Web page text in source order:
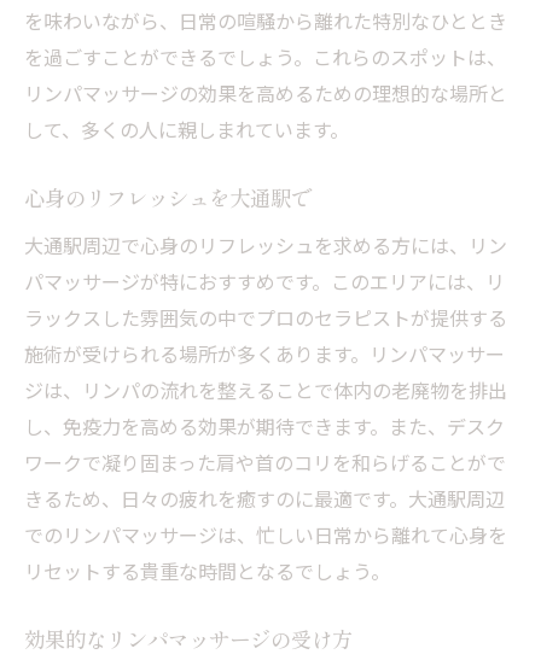
リラクゼーションのための最適な場所
心の癒しを提供するリンパマッサージ
全身を癒すリンパケアの魅力
大通駅周辺で癒しを求める方へ
リンパマッサージで深い癒しを体感
リンパマッサージで疲れをリフレッシュ
オフィスワーカーに最適な癒しの方法
デスクワーク疲れをとる施術の魅力
効果的なリンパマッサージの施術法
デスクワーク疲れ解消のためのポイント
地元のセラピストとリンパマッサージ体験
セラピストとの心温まる交流体験
心のこもったサービスを提供
を味わいながら、日常の喧騒から離れた特別なひととき
を過ごすことができるでしょう。これらのスポットは、
リンパマッサージの効果を高めるための理想的な場所と
して、多くの人に親しまれています。
心身のリフレッシュを大通駅で
大通駅周辺で心身のリフレッシュを求める方には、リン
パマッサージが特におすすめです。このエリアには、リ
ラックスした雰囲気の中でプロのセラピストが提供する
施術が受けられる場所が多くあります。リンパマッサー
ジは、リンパの流れを整えることで体内の老廃物を排出
し、免疫力を高める効果が期待できます。また、デスク
ワークで凝り固まった肩や首のコリを和らげることがで
きるため、日々の疲れを癒すのに最適です。大通駅周辺
でのリンパマッサージは、忙しい日常から離れて心身を
リセットする貴重な時間となるでしょう。
効果的なリンパマッサージの受け方